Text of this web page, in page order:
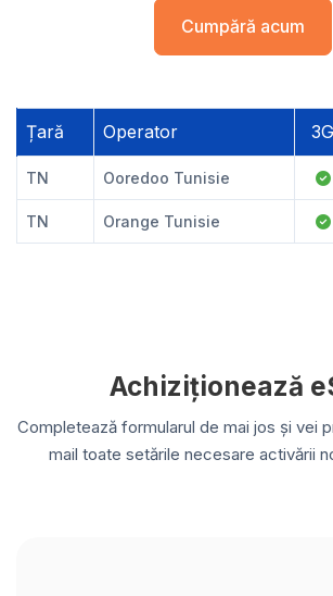
Cumpără acum
Țară Operator 3G
TN Ooredoo Tunisie
TN Orange Tunisie
Achiziționează
Completează formularul de mai jos și vei
mail toate setările necesare activării